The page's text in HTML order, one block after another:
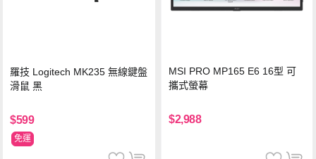
羅技 Logitech MK235 無線鍵盤
滑鼠 黑
$599
免運
MSI PRO MP165 E6 16型 可
攜式螢幕
$2,988